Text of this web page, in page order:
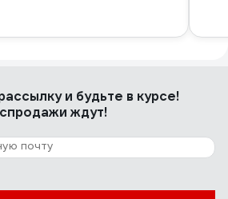
и будьте в курсе!
ждут!